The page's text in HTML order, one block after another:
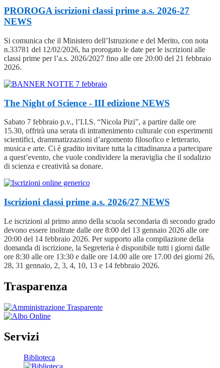
PROROGA iscrizioni classi prime a.s. 2026-27
NEWS
Si comunica che il Ministero dell’Istruzione e del Merito, con nota
n.33781 del 12/02/2026, ha prorogato le date per le iscrizioni alle
classi prime per l’a.s. 2026/2027 fino alle ore 20:00 del 21 febbraio
2026.
The Night of Science - III edizione NEWS
Sabato 7 febbraio p.v., l’I.I.S. “Nicola Pizi”, a partire dalle ore
15.30, offrirà una serata di intrattenimento culturale con esperimenti
scientifici, drammatizzazioni d’argomento filosofico e letterario,
musica e arte. Ci è gradito invitare tutta la cittadinanza a partecipare
a quest’evento, che vuole condividere la meraviglia che il sodalizio
di scienza e creatività sa donare.
Iscrizioni classi prime a.s. 2026/27 NEWS
Le iscrizioni al primo anno della scuola secondaria di secondo grado
devono essere inoltrate dalle ore 8:00 del 13 gennaio 2026 alle ore
20:00 del 14 febbraio 2026. Per supporto alla compilazione della
domanda di iscrizione, la Segreteria è disponibile tutti i giorni dalle
ore 8:30 alle ore 13:30 e dalle ore 14.00 alle ore 17.00 dei giorni 26,
28, 31 gennaio, 2, 3, 4, 10, 13 e 14 febbraio 2026.
Trasparenza
Servizi
Biblioteca